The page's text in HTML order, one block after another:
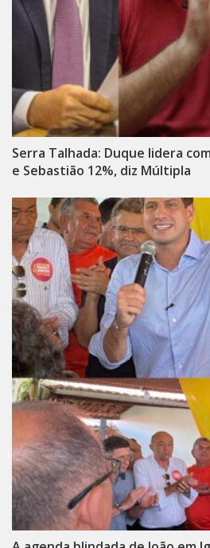
Serra Talhada: Duque lidera
e Sebastião 12%, diz Múltipla